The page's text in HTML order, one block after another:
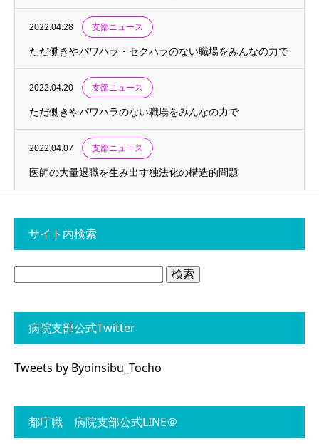
2022.04.28 支部ニュース
ただ働きやパワハラ・セクハラのない職場をみんなの力で
2022.04.20 支部ニュース
ただ働きやパワハラのない職場をみんなの力で
2022.04.07 支部ニュース
医師の大量退職を生み出す独法化の構造的問題
サイト内検索
病院支部公式Twitter
Tweets by Byoinsibu_Tocho
都庁職 病院支部公式LINE＠